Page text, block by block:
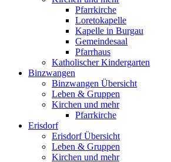
Pfarrkirche
Loretokapelle
Kapelle in Burgau
Gemeindesaal
Pfarrhaus
Katholischer Kindergarten
Binzwangen
Binzwangen Übersicht
Leben & Gruppen
Kirchen und mehr
Pfarrkirche
Erisdorf
Erisdorf Übersicht
Leben & Gruppen
Kirchen und mehr